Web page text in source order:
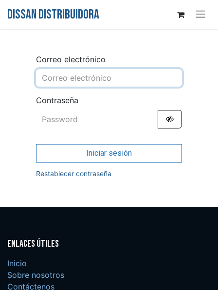
DISSAN DISTRIBUIDORA
Correo electrónico
Contraseña
Iniciar sesión
Restablecer contraseña
Enlaces útiles
Inicio
Sobre nosotros
Contáctenos